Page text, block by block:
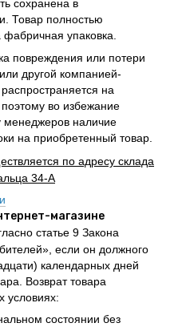
сохранена в
Товар полностью
упаковка.
повреждения или потери
другой компанией-
на
во избежание
менеджеров наличие
на приобретенный товар.
по адресу склада
34-А
магазине
статье 9 Закона
если он должного
календарных дней
Возврат товара
условиях:
состоянии без